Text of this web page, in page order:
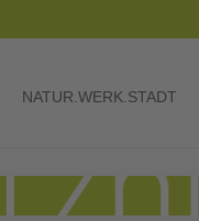
NATUR.WERK.STADT